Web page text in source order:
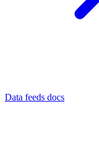
Data feeds docs